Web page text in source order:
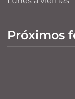
Próximos